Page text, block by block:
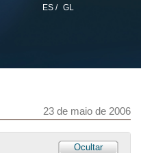
ES / GL
23 de maio de 2006
Ocultar
Micro mechatronics